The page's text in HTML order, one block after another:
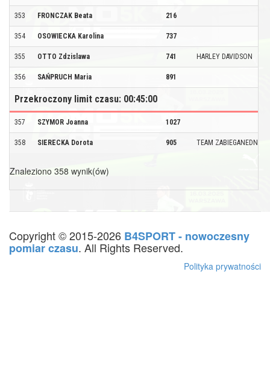
353 FRONCZAK Beata 216
354 OSOWIECKA Karolina 737
355 OTTO Zdzislawa 741 HARLEY DAVIDSON
356 SAŃPRUCH Maria 891
Przekroczony limit czasu: 00:45:00
357 SZYMOR Joanna 1027
358 SIERECKA Dorota 905 TEAM ZABIEGANEDNI
Znaleziono 358 wynik(ów)
Copyright © 2015-2026 B4SPORT - nowoczesny
pomiar czasu. All Rights Reserved.
Polityka prywatności